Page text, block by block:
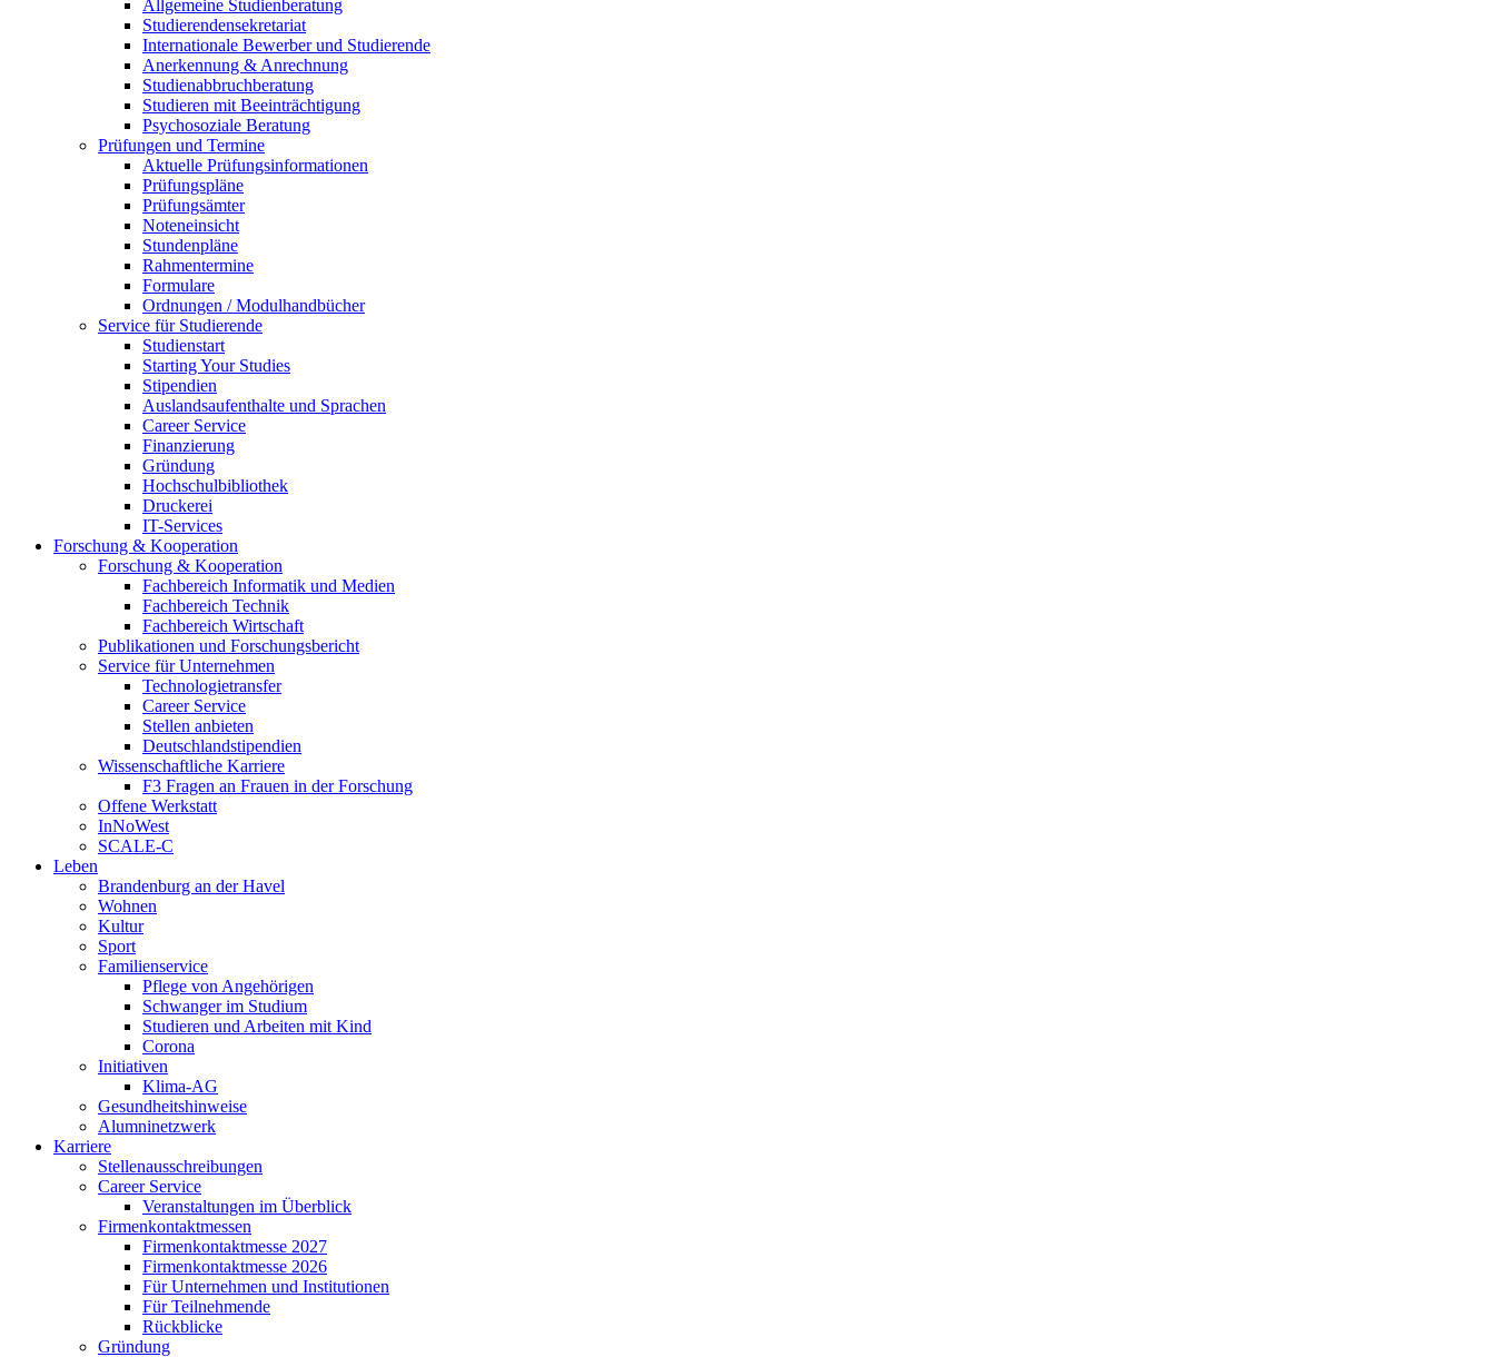
Allgemeine Studienberatung
Studierendensekretariat
Internationale Bewerber und Studierende
Anerkennung & Anrechnung
Studienabbruchberatung
Studieren mit Beeinträchtigung
Psychosoziale Beratung
Prüfungen und Termine
Aktuelle Prüfungsinformationen
Prüfungspläne
Prüfungsämter
Noteneinsicht
Stundenpläne
Rahmentermine
Formulare
Ordnungen / Modulhandbücher
Service für Studierende
Studienstart
Starting Your Studies
Stipendien
Auslandsaufenthalte und Sprachen
Career Service
Finanzierung
Gründung
Hochschulbibliothek
Druckerei
IT-Services
Forschung & Kooperation
Forschung & Kooperation
Fachbereich Informatik und Medien
Fachbereich Technik
Fachbereich Wirtschaft
Publikationen und Forschungsbericht
Service für Unternehmen
Technologietransfer
Career Service
Stellen anbieten
Deutschlandstipendien
Wissenschaftliche Karriere
F3 Fragen an Frauen in der Forschung
Offene Werkstatt
InNoWest
SCALE-C
Leben
Brandenburg an der Havel
Wohnen
Kultur
Sport
Familienservice
Pflege von Angehörigen
Schwanger im Studium
Studieren und Arbeiten mit Kind
Corona
Initiativen
Klima-AG
Gesundheitshinweise
Alumninetzwerk
Karriere
Stellenausschreibungen
Career Service
Veranstaltungen im Überblick
Firmenkontaktmessen
Firmenkontaktmesse 2027
Firmenkontaktmesse 2026
Für Unternehmen und Institutionen
Für Teilnehmende
Rückblicke
Gründung